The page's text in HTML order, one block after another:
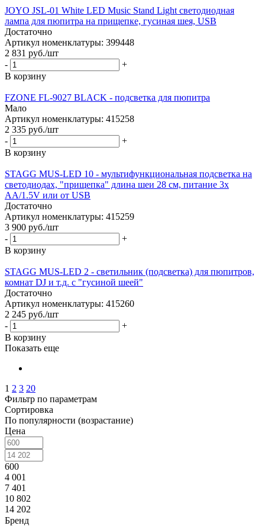
JOYO JSL-01 White LED Music Stand Light светодиодная
лампа для пюпитра на прищепке, гусиная шея, USB
Достаточно
Артикул номенклатуры: 399448
2 831 руб./шт
-
+
В корзину
FZONE FL-9027 BLACK - подсветка для пюпитра
Мало
Артикул номенклатуры: 415258
2 335 руб./шт
-
+
В корзину
STAGG MUS-LED 10 - мультифункциональная подсветка на
светодиодах, "прищепка" длина шеи 28 см, питание 3x
AA/1.5V или от USB
Достаточно
Артикул номенклатуры: 415259
3 900 руб./шт
-
+
В корзину
STAGG MUS-LED 2 - светильник (подсветка) для пюпитров,
комнат DJ и т.д. c "гусиной шеей"
Достаточно
Артикул номенклатуры: 415260
2 245 руб./шт
-
+
В корзину
Показать еще
1 2 3 20
Фильтр по параметрам
Сортировка
По популярности (возрастание)
Цена
600
4 001
7 401
10 802
14 202
Бренд